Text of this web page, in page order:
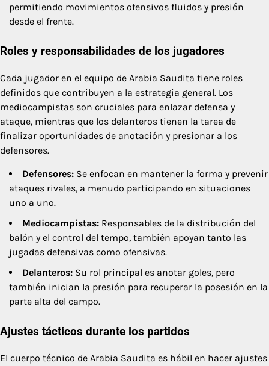
permitiendo movimientos ofensivos fluidos y presión
desde el frente.
Roles y responsabilidades de los jugadores
Cada jugador en el equipo de Arabia Saudita tiene roles
definidos que contribuyen a la estrategia general. Los
mediocampistas son cruciales para enlazar defensa y
ataque, mientras que los delanteros tienen la tarea de
finalizar oportunidades de anotación y presionar a los
defensores.
Defensores: Se enfocan en mantener la forma y prevenir
ataques rivales, a menudo participando en situaciones
uno a uno.
Mediocampistas: Responsables de la distribución del
balón y el control del tempo, también apoyan tanto las
jugadas defensivas como ofensivas.
Delanteros: Su rol principal es anotar goles, pero
también inician la presión para recuperar la posesión en la
parte alta del campo.
Ajustes tácticos durante los partidos
El cuerpo técnico de Arabia Saudita es hábil en hacer ajustes